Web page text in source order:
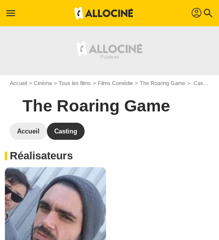
menu profil search
Accueil Cinéma Tous les films Films Comédie The Roaring Game Casting The Roaring Game
The Roaring Game
Accueil Casting
Réalisateurs